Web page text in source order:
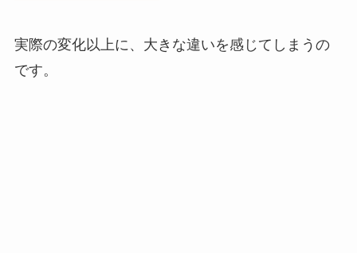
実際の変化以上に、大きな違いを感じてしまうの
です。